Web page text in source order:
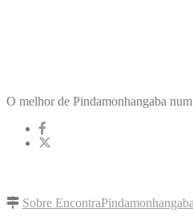
O melhor de Pindamonhangaba
Sobre EncontraPindamonhangaba